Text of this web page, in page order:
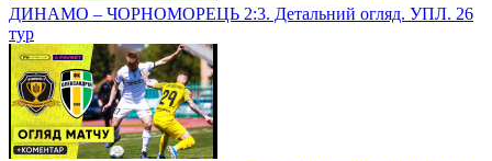
ДИНАМО – ЧОРНОМОРЕЦЬ 2:3. Детальний огляд. УПЛ. 26
тур